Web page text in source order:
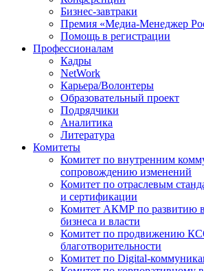
Бизнес-завтраки
Премия «Медиа-Менеджер
Помощь в регистрации
Профессионалам
Кадры
NetWork
Карьера/Волонтеры
Образовательный проект
Подрядчики
Аналитика
Литература
Комитеты
Комитет по внутренним
сопровождению изменений
Комитет по отраслевым
и сертификации
Комитет АКМР по развитию
бизнеса и власти
Комитет по продвижению
благотворительности
Комитет по Digital-